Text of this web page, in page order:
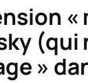
(qui
»